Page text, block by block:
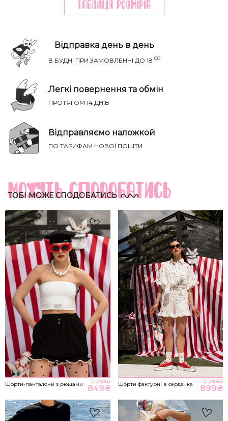
Таблиця розмiрiв
Відправка день в день
В БУДНІ ПРИ ЗАМОВЛЕННІ ДО 18 00
Легкі повернення та обмін
ПРОТЯГОМ 14 ДНІВ
Відправляємо наложкой
ПО ТАРИФАМ НОВОЇ ПОШТИ
Можуть сподобатись
ТОБІ МОЖЕ СПОДОБАТИСЬ
Шорти-панталони з рюшами 1 299₴
849₴ Шорти фактурні в сердечка 1 299₴
899₴
НАПИСАТИ IВАНЦI
ВІДПРАВИТИ
НА ГОЛОВНУ
Річ ідеально сяде на параметри:
Розмір
(см)
(см)
(см)
S-M 85-89 65-70 93-98
M-L 89-93 70-76 98-104
*розміри вказані в сантиметрах
Розмір речі